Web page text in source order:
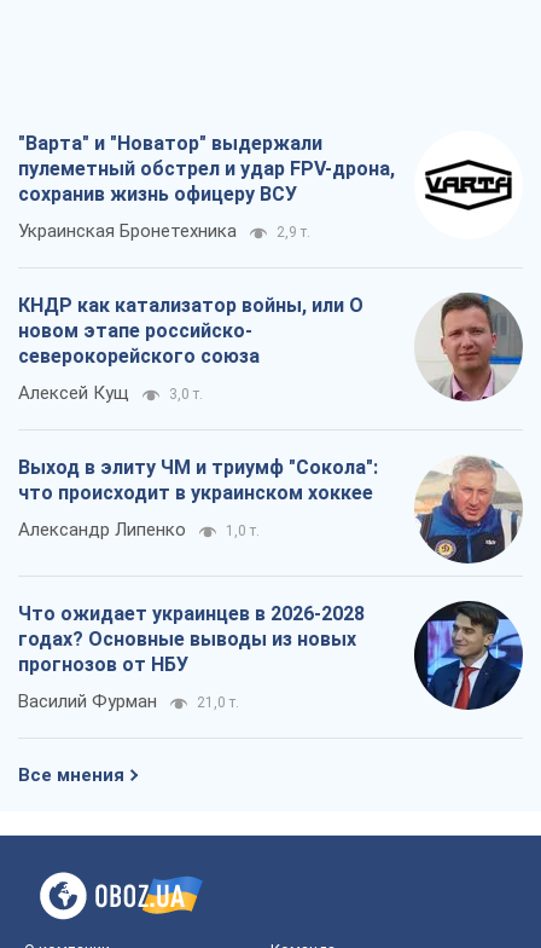
"Варта" и "Новатор" выдержали
пулеметный обстрел и удар FPV-дрона,
сохранив жизнь офицеру ВСУ
Украинская Бронетехника 2,9 т.
КНДР как катализатор войны, или О
новом этапе российско-
северокорейского союза
Алексей Кущ 3,0 т.
Выход в элиту ЧМ и триумф "Сокола":
что происходит в украинском хоккее
Александр Липенко 1,0 т.
Что ожидает украинцев в 2026-2028
годах? Основные выводы из новых
прогнозов от НБУ
Василий Фурман 21,0 т.
Все мнения